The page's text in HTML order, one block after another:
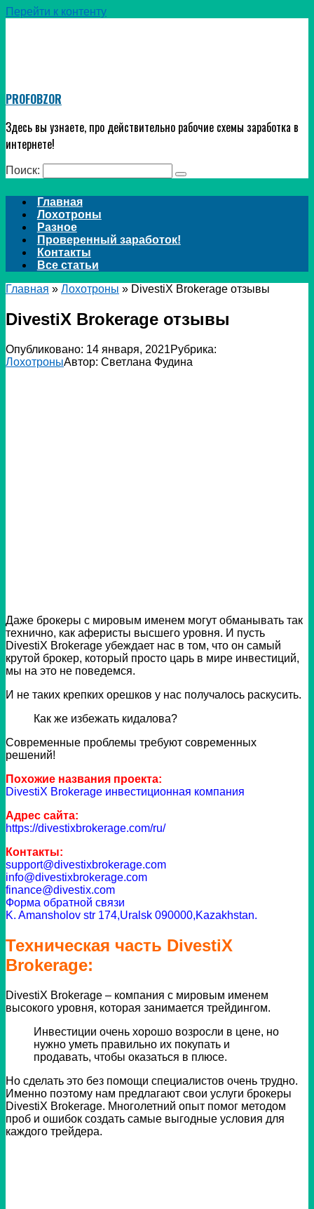
Перейти к контенту
PROFOBZOR
Здесь вы узнаете, про действительно рабочие схемы заработка в
интернете!
Поиск:
Главная
Лохотроны
Разное
Проверенный заработок!
Контакты
Все статьи
Главная » Лохотроны » DivestiX Brokerage отзывы
DivestiX Brokerage отзывы
Опубликовано: 14 января, 2021Рубрика:
ЛохотроныАвтор: Светлана Фудина
Даже брокеры с мировым именем могут обманывать так
технично, как аферисты высшего уровня. И пусть
DivestiX Brokerage убеждает нас в том, что он самый
крутой брокер, который просто царь в мире инвестиций,
мы на это не поведемся.
И не таких крепких орешков у нас получалось раскусить.
Как же избежать кидалова?
Современные проблемы требуют современных
решений!
Похожие названия проекта:
DivestiX Brokerage инвестиционная компания
Адрес сайта:
https://divestixbrokerage.com/ru/
Контакты:
support@divestixbrokerage.com
info@divestixbrokerage.com
finance@divestix.com
Форма обратной связи
K. Amansholov str 174,Uralsk 090000,Kazakhstan.
Техническая часть DivestiX
Brokerage:
DivestiX Brokerage – компания с мировым именем
высокого уровня, которая занимается трейдингом.
Инвестиции очень хорошо возросли в цене, но
нужно уметь правильно их покупать и
продавать, чтобы оказаться в плюсе.
Но сделать это без помощи специалистов очень трудно.
Именно поэтому нам предлагают свои услуги брокеры
DivestiX Brokerage. Многолетний опыт помог методом
проб и ошибок создать самые выгодные условия для
каждого трейдера.